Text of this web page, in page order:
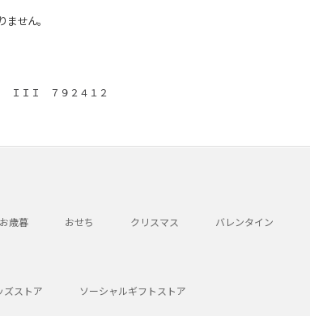
せん。
ＩＩＩ ７９２４１２
お歳暮 おせち クリスマス バレンタイン
ズストア ソーシャルギフトストア